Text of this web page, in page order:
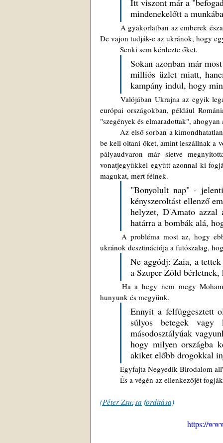
Itt viszont már a
mindenekelőtt a
De vajon tudják-e az ukránok, hogy
	Senki sem kérdezte őket.
Sokan azonban már
milliós üzlet miatt,
kampány indul, hogy
	Valójában Ukrajna az egyik legalacsonyabb oltási arányú ország: mindössze 30% (ahogyan más kelet-
európai országokban, például
"szegények és elmaradottak",
Az első sorban a
be kell oltani őket, amint leszállnak a
pályaudvaron már sietve
vonatjegyükkel együtt azonnal ki
magukat, mert félnek.
"Bonyolult nap" -
kényszeroltást ellenző emberek
helyzet, D'Amato
határra a bombák alá,
	A probléma most az, hogy ebben az országban igazolvány nélkül nem lehet dolgozni, és mivel az
ukránok desztinációja a futószalag,
Ne aggódj: Zaia, a
a Szuper Zöld
hunyunk és megyünk.
Ennyit a felfüggesztett
súlyos betegek vagy
másodosztályúak
hogy milyen országba
akiket előbb drogokkal
Egyfajta Negyedik Birodalom
És a végén az ellenkezőjét
(Péter Zsuzsa fordítása)
https://